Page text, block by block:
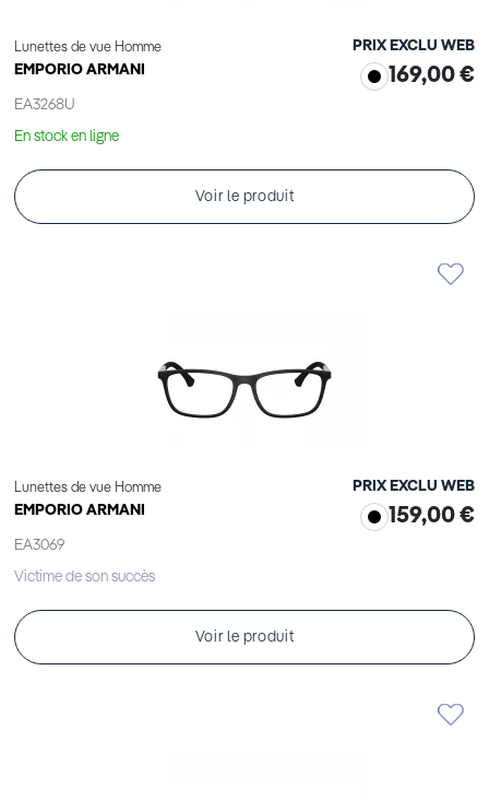
Lunettes de vue Homme
EMPORIO ARMANI
EA3268U
PRIX EXCLU WEB
169,00 €
En stock en ligne
Voir le produit
Lunettes de vue Homme
EMPORIO ARMANI
EA3069
PRIX EXCLU WEB
159,00 €
Victime de son succès
Voir le produit